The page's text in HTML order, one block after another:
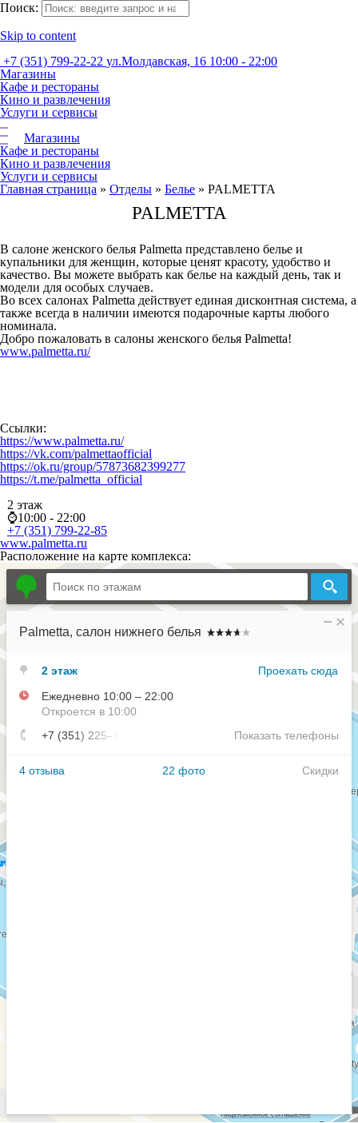
Поиск:
Skip to content
+7 (351) 799-22-22 ул.Молдавская, 16 10:00 - 22:00
Магазины
Кафе и рестораны
Кино и развлечения
Услуги и сервисы
Магазины
Кафе и рестораны
Кино и развлечения
Услуги и сервисы
Главная страница » Отделы » Белье » PALMETTA
PALMETTA
В салоне женского белья Palmetta представлено белье и
купальники для женщин, которые ценят красоту, удобство и
качество. Вы можете выбрать как белье на каждый день, так и
модели для особых случаев.
Во всех салонах Palmetta действует единая дисконтная система, а
также всегда в наличии имеются подарочные карты любого
номинала.
Добро пожаловать в салоны женского белья Palmetta!
www.palmetta.ru/
Ссылки:
https://www.palmetta.ru/
https://vk.com/palmettaofficial
https://ok.ru/group/57873682399277
https://t.me/palmetta_official
2 этаж
⌚10:00 - 22:00
+7 (351) 799-22-85
www.palmetta.ru
Расположение на карте комплекса: